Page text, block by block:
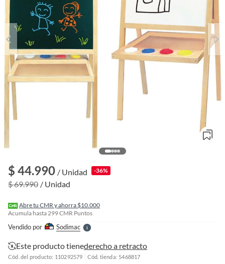
$ 44.990 / Unidad -36%
$ 69.990 / Unidad
Abre tu CMR y ahorra $10.000
Acumula hasta299CMR Puntos
Vendido por SodimacS
l
l
n
Este producto tienederecho a retracto
Cód. del producto: 110292579 Cód. tienda: 5468817